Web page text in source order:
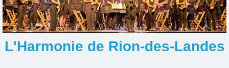
L'Harmonie de Rion-des-Landes